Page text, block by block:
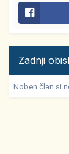
Zadnji
Noben član si